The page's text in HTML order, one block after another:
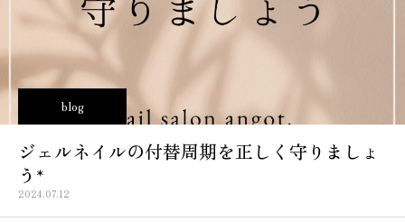
blog
ジェルネイルの付替周期を正しく守りましょ
う*
2024.07.12